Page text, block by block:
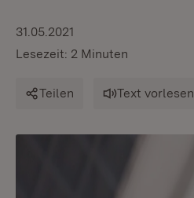
31.05.2021
Lesezeit: 2 Minuten
Teilen Text vorlesen